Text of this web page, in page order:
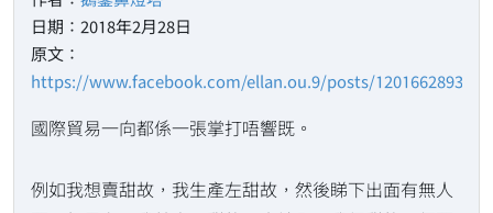
日期：2018年2月28日
原文：
https://www.facebook.com/ellan.ou.9/posts/
國際貿易一向都係一張掌打唔響既。
例如我想賣甜故，我生產左甜故，然後睇下出面有無人